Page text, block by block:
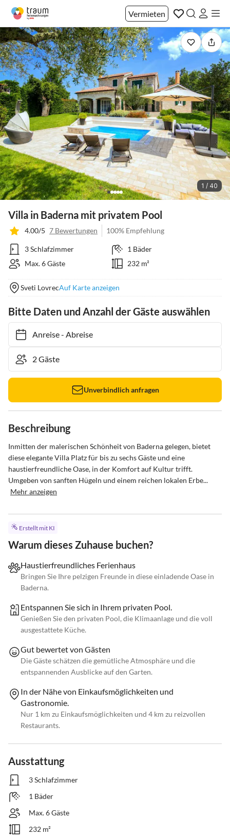
Vermieten
1 / 40
Villa in Baderna mit privatem Pool
4.00/5 7 Bewertungen 100% Empfehlung
3 Schlafzimmer
1 Bäder
Max. 6 Gäste
232 m²
Sveti LovrecAuf Karte anzeigen
Bitte Daten und Anzahl der Gäste auswählen
Anreise- Abreise
Unverbindlich anfragen
Beschreibung
Inmitten der malerischen Schönheit von Baderna gelegen, bietet
diese elegante Villa Platz für bis zu sechs Gäste und eine
haustierfreundliche Oase, in der Komfort auf Kultur trifft.
Umgeben von sanften Hügeln und einem reichen lokalen Erbe...
Mehr anzeigen
Erstellt mit KI
Warum dieses Zuhause buchen?
Haustierfreundliches Ferienhaus
Bringen Sie Ihre pelzigen Freunde in diese einladende Oase in
Baderna.
Entspannen Sie sich in Ihrem privaten Pool.
Genießen Sie den privaten Pool, die Klimaanlage und die voll
ausgestattete Küche.
Gut bewertet von Gästen
Die Gäste schätzen die gemütliche Atmosphäre und die
entspannenden Ausblicke auf den Garten.
In der Nähe von Einkaufsmöglichkeiten und
Gastronomie.
Nur 1 km zu Einkaufsmöglichkeiten und 4 km zu reizvollen
Restaurants.
Ausstattung
3 Schlafzimmer
1 Bäder
Max. 6 Gäste
232 m²